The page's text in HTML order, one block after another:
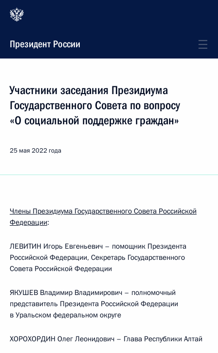
Президент России
Участники заседания Президиума
Государственного Совета по вопросу
«О социальной поддержке граждан»
25 мая 2022 года
Члены Президиума Государственного Совета Российской
Федерации:
ЛЕВИТИН Игорь Евгеньевич – помощник Президента
Российской Федерации, Секретарь Государственного
Совета Российской Федерации
ЯКУШЕВ Владимир Владимирович – полномочный
представитель Президента Российской Федерации
в Уральском федеральном округе
ХОРОХОРДИН Олег Леонидович – Глава Республики Алтай